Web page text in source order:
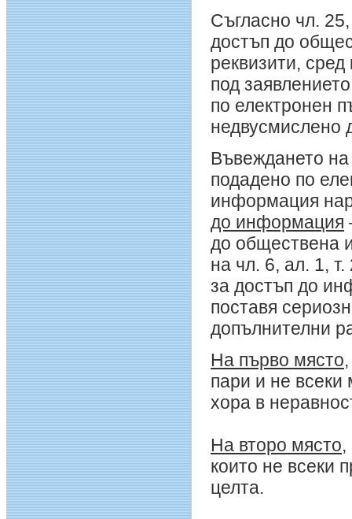
Съгласно чл.
достъп до
реквизити,
под
по електронен
недвусмислено
Въвеждането на
подадено по
информация
до информация
до обществена
на чл. 6, ал. 1,
за достъп до
поставя
допълнителни
На първо място
пари и не всеки
хора в
На второ място,
които не всеки
целта.